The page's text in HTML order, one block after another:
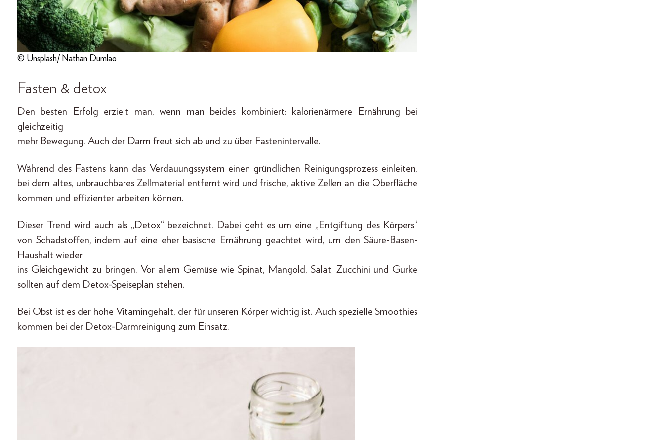
© Unsplash/ Nathan Dumlao
Fasten & detox
Den besten Erfolg erzielt man, wenn man beides kombiniert: kalorienärmere Ernährung bei
gleichzeitig
mehr Bewegung. Auch der Darm freut sich ab und zu über Fastenintervalle.
Während des Fastens kann das Verdauungssystem einen gründlichen Reinigungsprozess einleiten,
bei dem altes, unbrauchbares Zellmaterial entfernt wird und frische, aktive Zellen an die Oberfläche
kommen und effizienter arbeiten können.
Dieser Trend wird auch als „Detox“ bezeichnet. Dabei geht es um eine „Entgiftung des Körpers“
von Schadstoffen, indem auf eine eher basische Ernährung geachtet wird, um den Säure-Basen-
Haushalt wieder
ins Gleichgewicht zu bringen. Vor allem Gemüse wie Spinat, Mangold, Salat, Zucchini und Gurke
sollten auf dem Detox-Speiseplan stehen.
Bei Obst ist es der hohe Vitamingehalt, der für unseren Körper wichtig ist. Auch spezielle Smoothies
kommen bei der Detox-Darmreinigung zum Einsatz.